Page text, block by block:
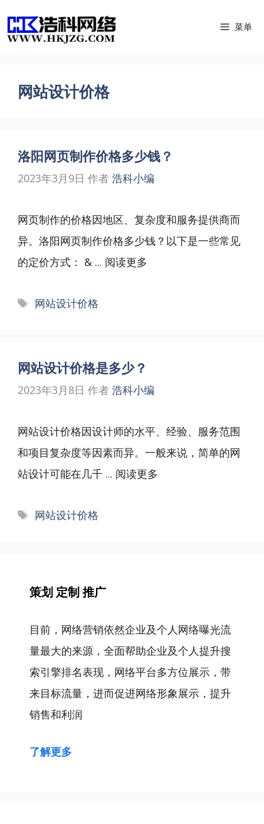
至
菜单
网站设计价格
洛阳网页制作价格多少钱？
2023年3月9日 作者 浩科小编
网页制作的价格因地区、复杂度和服务提供商而
异。洛阳网页制作价格多少钱？以下是一些常见
的定价方式： & ... 阅读更多
标
网站设计价格
网站设计价格是多少？
2023年3月8日 作者 浩科小编
网站设计价格因设计师的水平、经验、服务范围
和项目复杂度等因素而异。一般来说，简单的网
站设计可能在几千 ... 阅读更多
标
网站设计价格
策划 定制 推广
目前，网络营销依然企业及个人网络曝光流
量最大的来源，全面帮助企业及个人提升搜
索引擎排名表现，网络平台多方位展示，带
来目标流量，进而促进网络形象展示，提升
销售和利润
了解更多